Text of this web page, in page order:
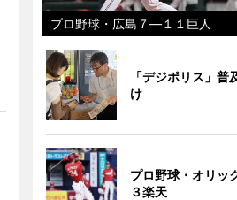
プロ野球・広島７―１１巨人
「デジポリス」普
け
プロ野球・オリッ
３楽天